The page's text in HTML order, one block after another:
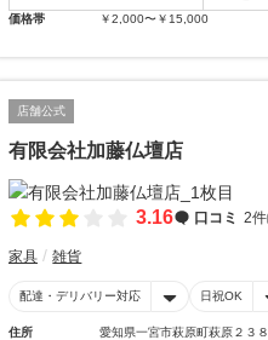
価格帯
￥2,000〜￥15,000
店舗公式
有限会社加藤仏壇店
3.16 口コミ 2件
家具 雑貨
配達・デリバリー対応 日祝OK
住所
愛知県一宮市萩原町萩原２３８